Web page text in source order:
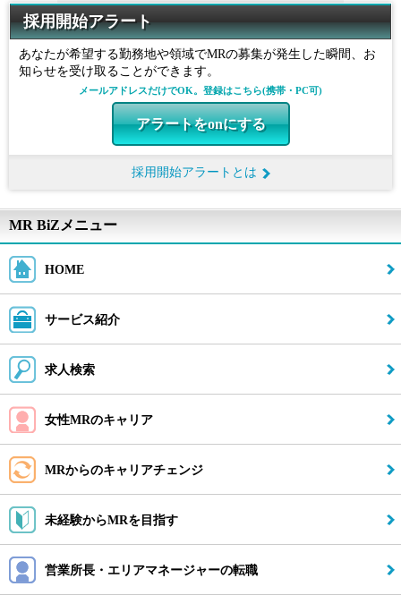
転職ネゴシエーションとは
採用開始アラート
気になる会社でMRの募集が発生した瞬間、お知らせを受け取る
ことができます。
アラートをonにする
製薬メーカー・CSO最新動向
MR転職Q&A
お問い合わせ
PC版トップへ
採用開始アラート
あなたが希望する勤務地や領域でMRの募集が発生した瞬間、お
知らせを受け取ることができます。
メールアドレスだけでOK。登録はこちら(携帯・PC可)
アラートをonにする
採用開始アラートとは
MR BiZメニュー
HOME
サービス紹介
求人検索
女性MRのキャリア
MRからのキャリアチェンジ
未経験からMRを目指す
営業所長・エリアマネージャーの転職